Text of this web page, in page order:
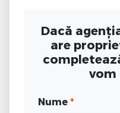
Dacă
are
vom
Nume *